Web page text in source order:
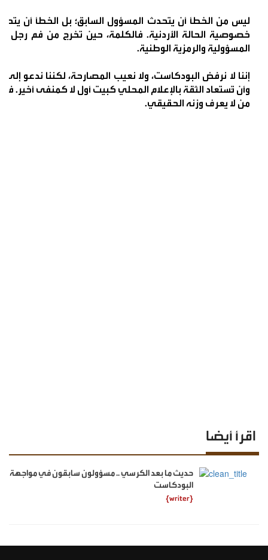
ليس من الخطأ أن يتحدث المسؤول السابق؛ بل الخطأ أن
خصوصية الحالة الأردنية. فالكلمة، حين تخرج من فم رجل
المسؤولية والرمزية الوطنية.
إننا لا نرفض البودكاست، ولا نعيب المصارحة، لكننا ندعو
وأن تُستعاد الثقة بالإعلام المحلي كبيت أول لا كمنفى أخير.
من لا يعرف وزنه الحقيقي.
اقرأ أيضا
حديث ما بعد الكرسي .. مسؤولون سابقون في مواجهة
البودكاست
{writer}